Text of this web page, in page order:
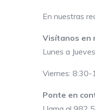
En nuestras
Visítanos en
Lunes a
Viernes: 8:30-
Ponte en